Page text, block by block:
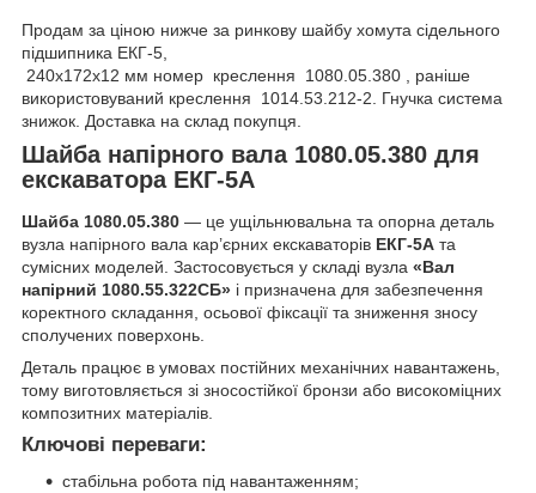
Продам за ціною нижче за ринкову шайбу хомута сідельного
підшипника ЕКГ-5,
240х172х12 мм номер креслення 1080.05.380 , раніше
використовуваний креслення 1014.53.212-2. Гнучка система
знижок. Доставка на склад покупця.
Шайба напірного вала 1080.05.380 для
екскаватора ЕКГ-5А
Шайба 1080.05.380 — це ущільнювальна та опорна деталь
вузла напірного вала кар’єрних екскаваторів ЕКГ-5А та
сумісних моделей. Застосовується у складі вузла «Вал
напірний 1080.55.322СБ» і призначена для забезпечення
коректного складання, осьової фіксації та зниження зносу
сполучених поверхонь.
Деталь працює в умовах постійних механічних навантажень,
тому виготовляється зі зносостійкої бронзи або високоміцних
композитних матеріалів.
Ключові переваги:
стабільна робота під навантаженням;